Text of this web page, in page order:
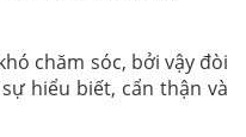
chăm sóc, bởi vậy đòi
hiểu biết, cẩn thận và